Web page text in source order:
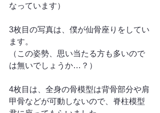
なっています）
3枚目の写真は、僕が仙骨座りをしてい
ます。
（この姿勢、思い当たる方も多いので
は無いでしょうか…？）
4枚目は、全身の骨模型は背骨部分や肩
甲骨などが可動しないので、脊柱模型